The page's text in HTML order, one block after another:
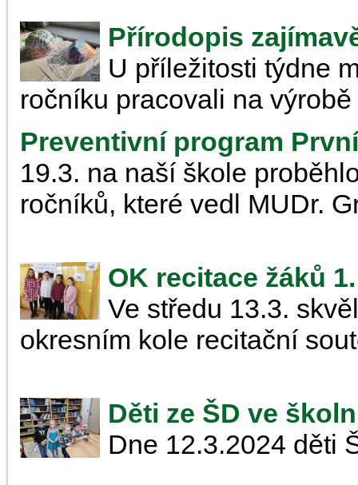
Přírodopis
U příležitosti týdne
ročníku pracovali na
Preventivní program
19.3. na naší škole
ročníků, které vedl MUDr.
OK recitace žáků
Ve středu 13.3.
okresním kole recitační
Děti ze ŠD ve
Dne 12.3.2024 děti